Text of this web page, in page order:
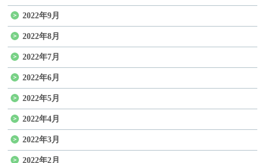
2022年9月
2022年8月
2022年7月
2022年6月
2022年5月
2022年4月
2022年3月
2022年2月